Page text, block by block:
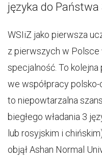
języka do Państwa
WSIiZ jako pierwsza
z pierwszych w Polsce
specjalność. To
we współpracy
to niepowtarzalna
biegłego władania 3
lub rosyjskim i
objął Ashan Normal